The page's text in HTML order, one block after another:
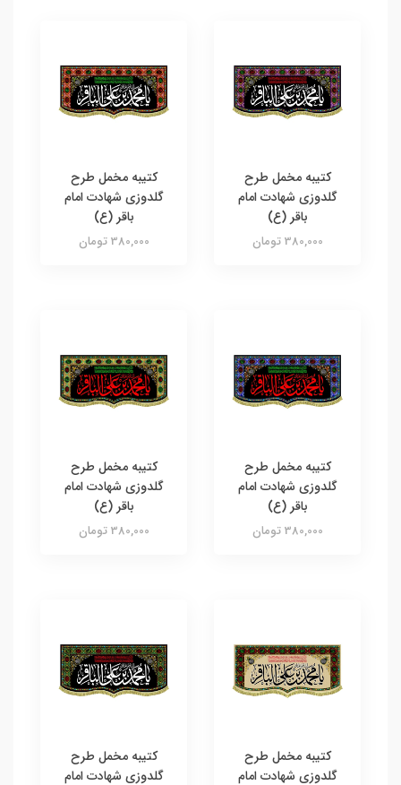
کتیبه مخمل طرح
گلدوزی شهادت امام
باقر (ع)
380,000 تومان
کتیبه مخمل طرح
گلدوزی شهادت امام
باقر (ع)
380,000 تومان
کتیبه مخمل طرح
گلدوزی شهادت امام
باقر (ع)
380,000 تومان
کتیبه مخمل طرح
گلدوزی شهادت امام
باقر (ع)
380,000 تومان
کتیبه مخمل طرح
گلدوزی شهادت امام
کتیبه مخمل طرح
گلدوزی شهادت امام